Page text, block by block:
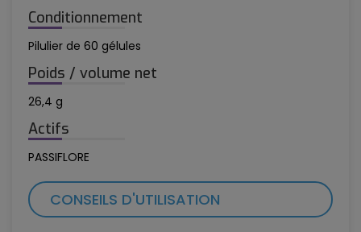
Conditionnement
Pilulier de 60 gélules
Poids / volume net
26,4 g
Actifs
PASSIFLORE
CONSEILS D'UTILISATION